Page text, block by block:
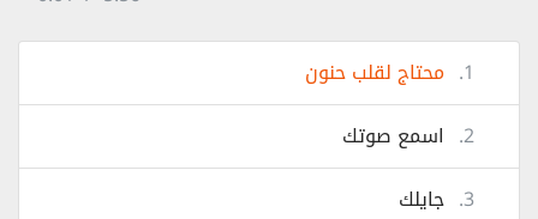
1. محتاج لقلب حنون
2. اسمع صوتك
3. جايلك